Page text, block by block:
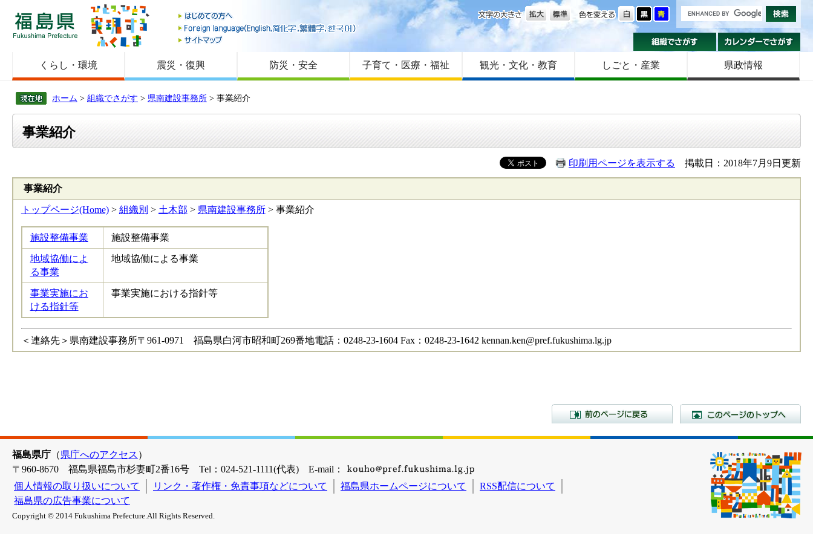
福島県
はじめての方へ
Foreign language
サイトマップ
色を変える
文字の大きさ
組織でさがす
くらし・環境 震災・復興 防災・安全 子育て・医療・福祉 観光・文化・教育 しごと・産業 県政情報
ホーム > 組織でさがす > 県南建設事務所 > 事業紹介
事業紹介
印刷用ページを表示する 掲載日：2018年7月9日更新
事業紹介
トップページ(Home)> 組織別 > 土木部 > 県南建設事務所> 事業紹介
施設整備事業 施設整備事業
地域協働によ
る事業
地域協働による事業
事業実施にお
ける指針等
事業実施における指針等
＜連絡先＞県南建設事務所〒961-0971 福島県白河市昭和町269番地電話：0248-23-1604 Fax：0248-23-1642 kennan.ken@pref.fukushima.lg.jp
前のページに戻る
福島県庁 （県庁へのアクセス ）
〒960-8670 福島県福島市杉妻町2番16号 Tel：024-521-1111(代表) E-mail：
個人情報の取り扱いについて
リンク・著作権・免責事項などについて 福島県ホームページについて
RSS配信について
福島県の広告事業について
Copyright © 2014 Fukushima Prefecture.All Rights Reserved.